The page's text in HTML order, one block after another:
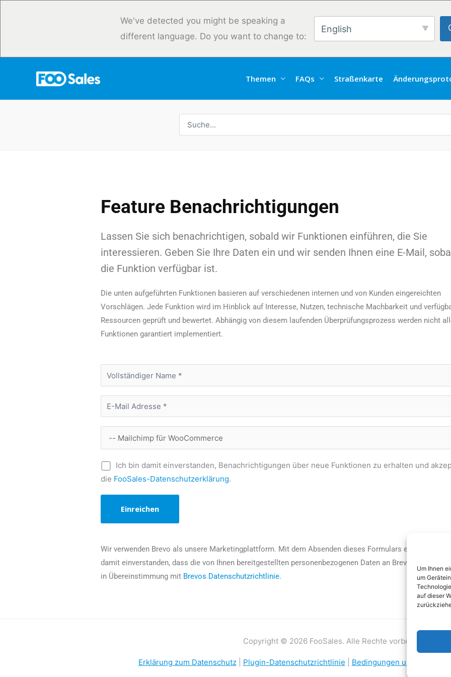
Um Ihnen
um
auf dieser
We've detected you might be speaking a
different language. Do you want to change to:
English
Themen FAQs Straßenkarte
nach:
Feature Benachrichtigungen
Lassen Sie sich benachrichtigen, sobald wir Funktionen einführen, die Sie
interessieren. Geben Sie Ihre Daten ein und wir senden Ihnen eine E-Mail,
die Funktion verfügbar ist.
Die unten aufgeführten Funktionen basieren auf verschiedenen internen und von Kunden eingereichten
Vorschlägen. Jede Funktion wird im Hinblick auf Interesse, Nutzen, technische Machbarkeit und
Ressourcen geprüft und bewertet. Abhängig von diesem laufenden Überprüfungsprozess werden nicht
Funktionen garantiert implementiert.
Ich bin damit einverstanden, Benachrichtigungen über neue Funktionen zu erhalten und
die FooSales-Datenschutzerklärung.
Wir verwenden Brevo als unsere Marketingplattform. Mit dem Absenden dieses Formulars erklären Sie
damit einverstanden, dass die von Ihnen bereitgestellten personenbezogenen Daten an Brevo zur
in Übereinstimmung mit Brevos Datenschutzrichtlinie.
Copyright © 2026 FooSales. Alle Rechte vorbehalten.
Erklärung zum Datenschutz| Plugin-Datenschutzrichtlinie Bedingungen und